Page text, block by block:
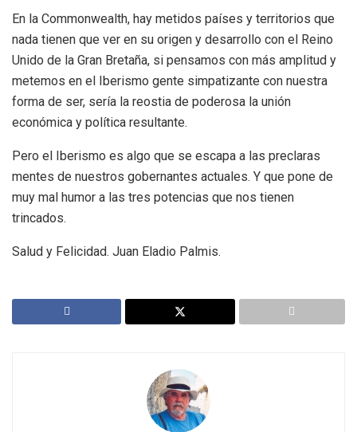
En la Commonwealth, hay metidos países y territorios que
nada tienen que ver en su origen y desarrollo con el Reino
Unido de la Gran Bretaña, si pensamos con más amplitud y
metemos en el Iberismo gente simpatizante con nuestra
forma de ser, sería la reostia de poderosa la unión
económica y política resultante.
Pero el Iberismo es algo que se escapa a las preclaras
mentes de nuestros gobernantes actuales. Y que pone de
muy mal humor a las tres potencias que nos tienen
trincados.
Salud y Felicidad. Juan Eladio Palmis.